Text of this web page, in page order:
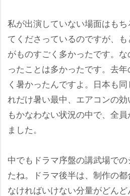
私が出演していない場面はも
てくださっているのですが、
がものすごく多かったです。
ったことは多かったです。去
く暑かったんですよ。日本も
れだけ暑い最中、エアコンの
もかなわない状況の中で、全
ました。
中でもドラマ序盤の講武場で
たね。ドラマ後半は、制作の
なければいけない分量がどん